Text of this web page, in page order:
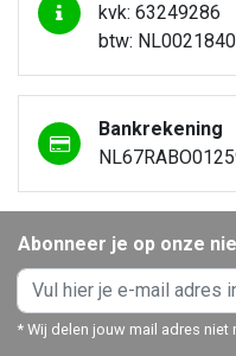
kvk: 63249286
btw:
Bankrekening
Abonneer je op onze
* Wij delen jouw mail adres niet